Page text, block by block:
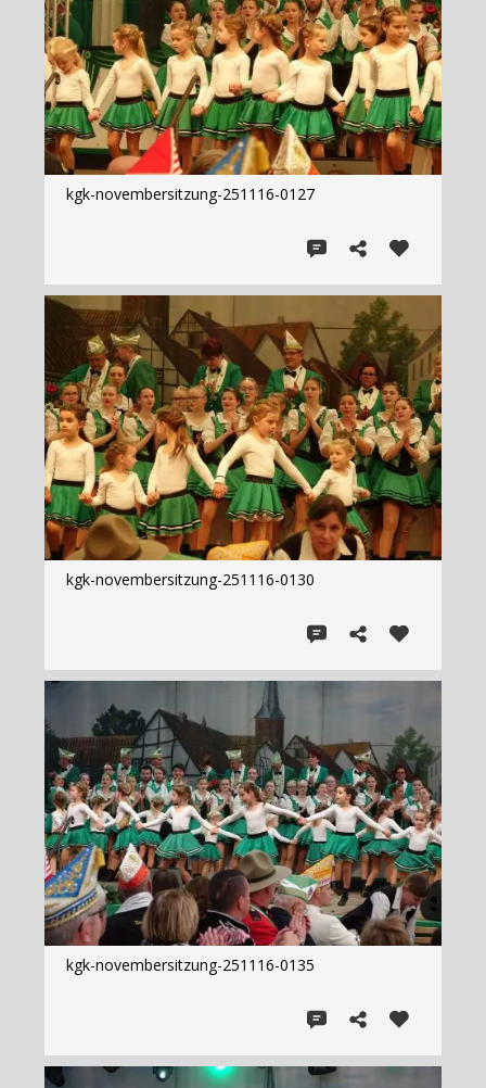
kgk-novembersitzung-251116-0127
kgk-novembersitzung-251116-0130
kgk-novembersitzung-251116-0135